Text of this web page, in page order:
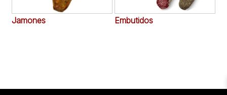
Jamones Embutidos